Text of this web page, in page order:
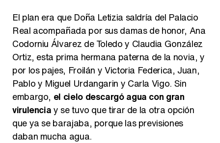
El plan era que Doña Letizia saldría del Palacio
Real acompañada por sus damas de honor, Ana
Codorniu Álvarez de Toledo y Claudia González
Ortiz, esta prima hermana paterna de la novia, y
por los pajes, Froilán y Victoria Federica, Juan,
Pablo y Miguel Urdangarin y Carla Vigo. Sin
embargo, el cielo descargó agua con gran
virulenciay se tuvo que tirar de la otra opción
que ya se barajaba, porque las previsiones
daban mucha agua.